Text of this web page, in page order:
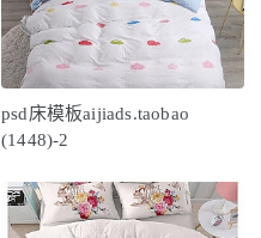
psd床模板aijiads.taobao
(1448)-2